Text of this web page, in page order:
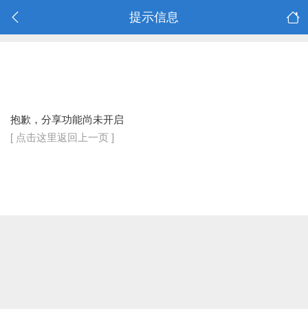
提示信息
抱歉，分享功能尚未开启
[ 点击这里返回上一页 ]